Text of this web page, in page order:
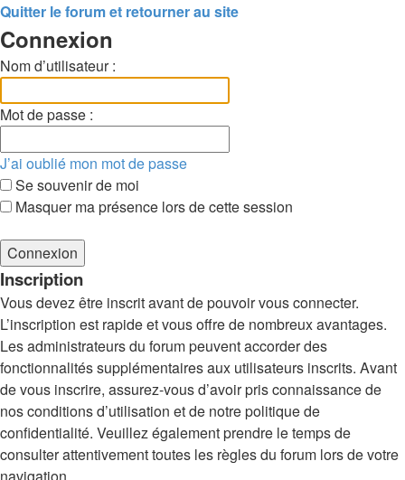
Quitter le forum et retourner au site
Connexion
Nom d’utilisateur :
Mot de passe :
J’ai oublié mon mot de passe
Se souvenir de moi
Masquer ma présence lors de cette session
Inscription
Vous devez être inscrit avant de pouvoir vous connecter.
L’inscription est rapide et vous offre de nombreux avantages.
Les administrateurs du forum peuvent accorder des
fonctionnalités supplémentaires aux utilisateurs inscrits. Avant
de vous inscrire, assurez-vous d’avoir pris connaissance de
nos conditions d’utilisation et de notre politique de
confidentialité. Veuillez également prendre le temps de
consulter attentivement toutes les règles du forum lors de votre